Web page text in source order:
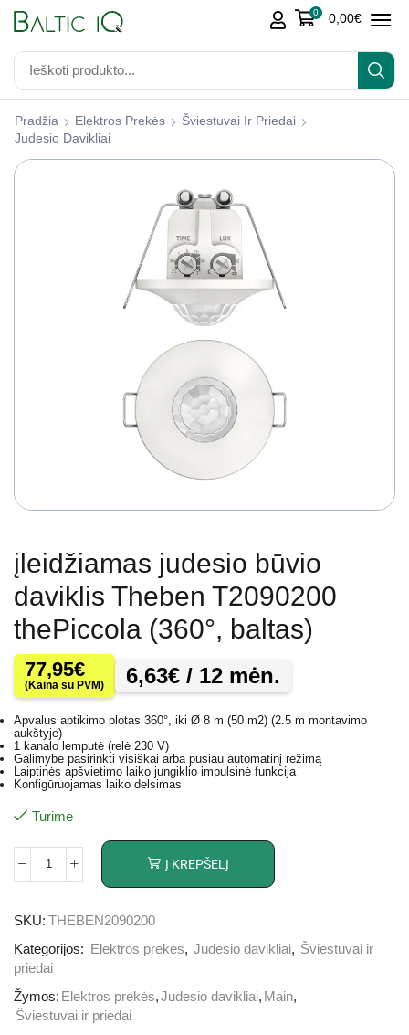
0 0,00€
Pradžia Elektros Prekės
Šviestuvai Ir Priedai
Judesio Davikliai
įleidžiamas judesio būvio
daviklis Theben T2090200
thePiccola (360°, baltas)
77,95€
(Kaina su PVM) 6,63€ / 12 mėn.
Apvalus aptikimo plotas 360°, iki Ø 8 m (50 m2) (2.5 m montavimo
aukštyje)
1 kanalo lemputė (relė 230 V)
Galimybė pasirinkti visiškai arba pusiau automatinį režimą
Laiptinės apšvietimo laiko jungiklio impulsinė funkcija
Konfigūruojamas laiko delsimas
Turime
Į KREPŠELĮ
SKU: THEBEN2090200
Kategorijos: Elektros prekės, Judesio davikliai, Šviestuvai ir
priedai
Žymos: Elektros prekės,Judesio davikliai, Main,
Šviestuvai ir priedai